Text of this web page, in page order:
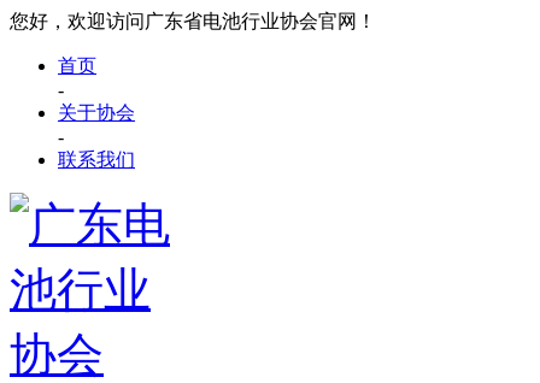
您好，欢迎访问广东省电池行业协会官网！
首页
-
关于协会
-
联系我们